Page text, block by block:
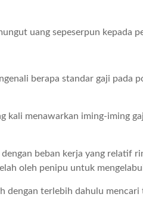
uang sepeserpun kepada
berapa standar gaji pada
kali menawarkan iming-iming
beban kerja yang relatif
oleh penipu untuk
dengan terlebih dahulu mencari